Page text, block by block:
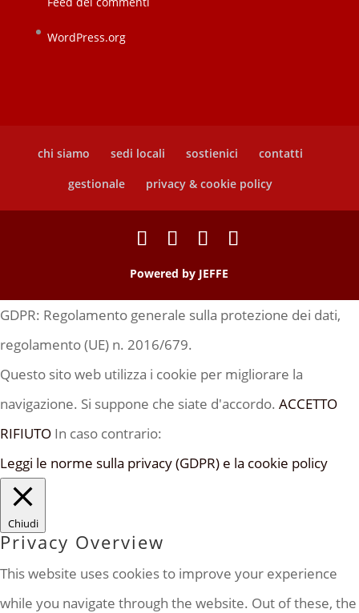
WordPress.org
chi siamo sedi locali sostienici
contatti
gestionale
privacy & cookie policy
Powered by JEFFE
GDPR: Regolamento generale sulla protezione dei dati,
regolamento (UE) n. 2016/679.
Questo sito web utilizza i cookie per migliorare la
navigazione. Si suppone che siate d'accordo. ACCETTO
RIFIUTO In caso contrario:
Leggi le norme sulla privacy (GDPR) e la cookie policy
Chiudi
Privacy Overview
This website uses cookies to improve your experience
while you navigate through the website. Out of these, the